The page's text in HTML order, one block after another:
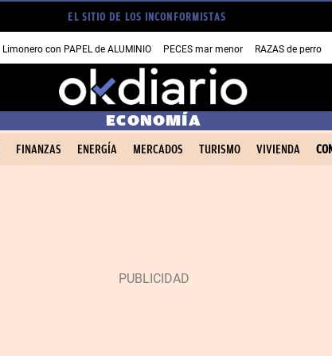
EL SITIO DE LOS INCONFORMISTAS
Limonero con PAPEL de ALUMINIO PECES mar menor RAZAS de perro
ECONOMÍA
FINANZAS ENERGÍA MERCADOS TURISMO VIVIENDA